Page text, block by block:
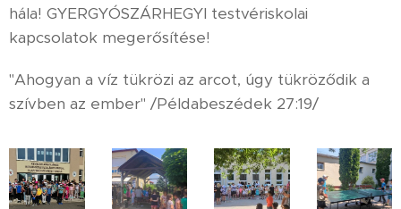
hála! GYERGYÓSZÁRHEGYI testvériskolai
kapcsolatok megerősítése!
"Ahogyan a víz tükrözi az arcot, úgy tükröződik a
szívben az ember" /Példabeszédek 27:19/